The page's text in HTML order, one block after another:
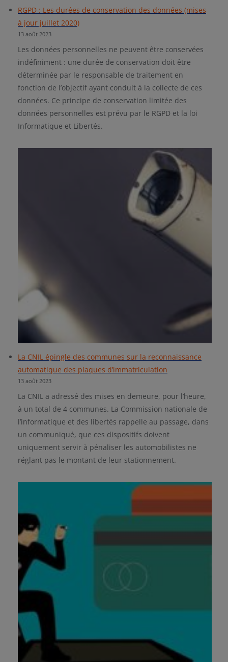
RGPD : Les durées de conservation des données (mises
à jour juillet 2020)
13 août 2023
Les données personnelles ne peuvent être conservées
indéfiniment : une durée de conservation doit être
déterminée par le responsable de traitement en
fonction de l’objectif ayant conduit à la collecte de ces
données. Ce principe de conservation limitée des
données personnelles est prévu par le RGPD et la loi
Informatique et Libertés.
La CNIL épingle des communes sur la reconnaissance
automatique des plaques d’immatriculation
13 août 2023
La CNIL a adressé des mises en demeure, pour l’heure,
à un total de 4 communes. La Commission nationale de
l’informatique et des libertés rappelle au passage, dans
un communiqué, que ces dispositifs doivent
uniquement servir à pénaliser les automobilistes ne
réglant pas le montant de leur stationnement.